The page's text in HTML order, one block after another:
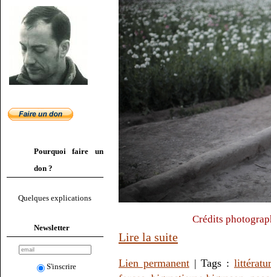
Pourquoi faire un
don ?
Quelques explications
Newsletter
S'inscrire
Crédits
Lire la suite
Lien permanent| Tags :